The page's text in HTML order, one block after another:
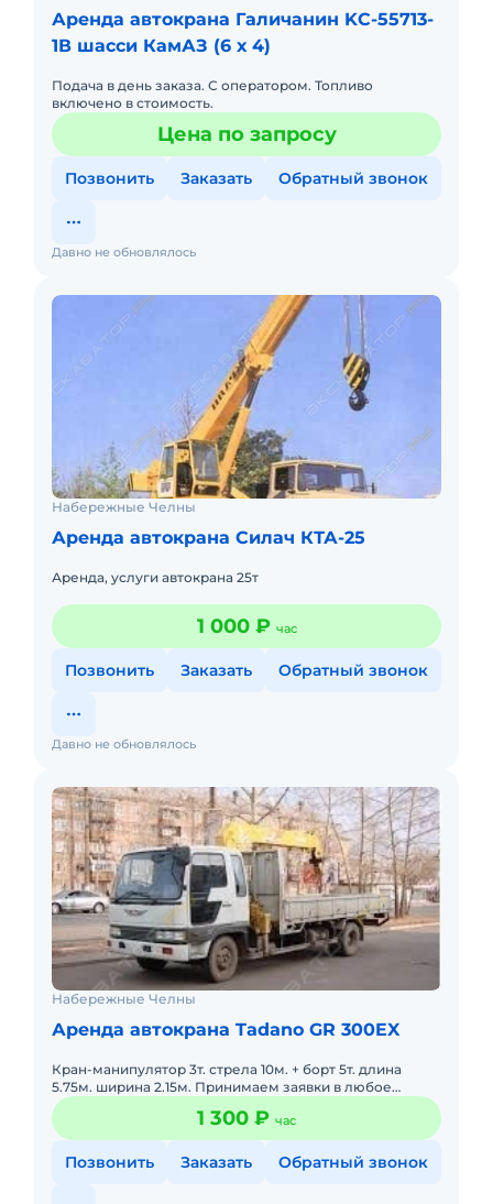
Аренда автокрана Галичанин KC-55713-
1В шасси КамАЗ (6 х 4)
Подача в день заказа. С оператором. Топливо
включено в стоимость.
Цена по запросу
Позвонить Заказать Обратный звонок
Давно не обновлялось
Набережные Челны
Аренда автокрана Силач КТА-25
Аренда, услуги автокрана 25т
1 000 ₽ час
Позвонить Заказать Обратный звонок
Давно не обновлялось
Набережные Челны
Аренда автокрана Tadano GR 300EX
Кран-манипулятор 3т. стрела 10м. + борт 5т. длина
5.75м. ширина 2.15м. Принимаем заявки в любое
время.
1 300 ₽ час
Позвонить Заказать Обратный звонок